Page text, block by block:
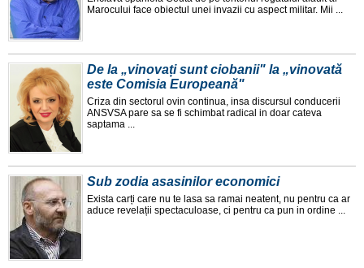
Marocului face obiectul unei invazii cu aspect militar. Mii ...
De la „vinovați sunt ciobanii" la „vinovată
este Comisia Europeană"
Criza din sectorul ovin continua, insa discursul conducerii
ANSVSA pare sa se fi schimbat radical in doar cateva
saptama ...
Sub zodia asasinilor economici
Exista carți care nu te lasa sa ramai neatent, nu pentru ca ar
aduce revelații spectaculoase, ci pentru ca pun in ordine ...